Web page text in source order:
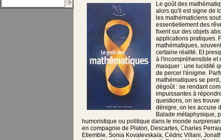
Le goût des
alors qu'il est signe de
les mathématiciens
essentiellement des
fixent sur des objets
applications pratiques.
mathématiques,
certaine réalité. Et
à l'incompréhensible et
masquer : une lucidité
de percer l'énigme.
mathématiques se
dégoût : se rendant
impuissantes à
questions, on les
dénigre, on les accuse
Balade métaphysique,
humoristique ou politique dans le monde
en compagnie de Platon, Descartes, Charles
Etiemble, Sonia Kovalevskaïa, Cédric Villani,